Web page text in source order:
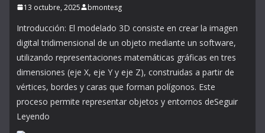
13 octubre, 2025 bmontesg
Introducción: El modelado 3D consiste en crear la imagen
digital tridimensional de un objeto mediante un software,
utilizando representaciones matemáticas gráficas en tres
dimensiones (eje X, eje Y y eje Z), construidas a partir de
vértices, bordes y caras que forman polígonos. Este
proceso permite representar objetos y entornos deSeguir
Leyendo